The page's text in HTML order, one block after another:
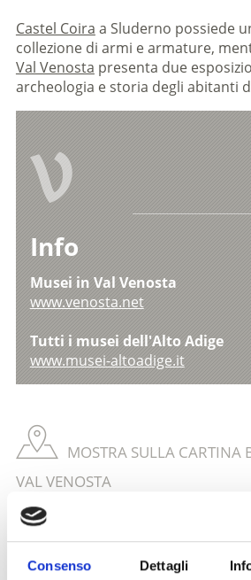
Consenso Dettagli
Castel Coira a Sluderno possiede
collezione di armi e armature,
Val Venosta presenta due
archeologia e storia degli abitanti
V
Info
Musei in Val Venosta
www.venosta.net
Tutti i musei dell'Alto Adige
www.musei-altoadige.it
MOSTRA SULLA CARTINA
VAL VENOSTA
Altri link interessanti